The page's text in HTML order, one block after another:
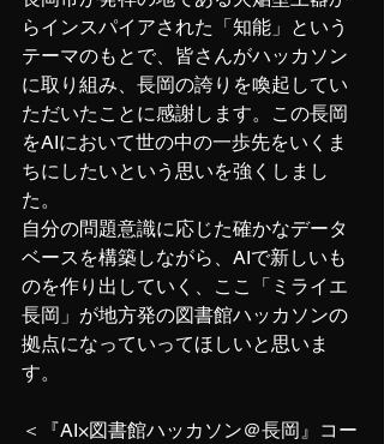
らインスパイアされた「知能」という
テーマのもとで、皆さんがハッカソン
に取り組み、長岡の誇りを喚起してい
ただいたことに感謝します。この長岡
をAIにおいて世の中の一歩先をいくま
ちにしたいという思いを強くしまし
た。
自分の問題意識に応じた確かなデータ
ベースを構築しながら、AIで新しいも
のを作り出していく、ここ「ミライエ
長岡」が地方発の図書館ハッカソンの
拠点になっていってほしいと思いま
す。
＜『AI×図書館ハッカソン＠長岡』コー